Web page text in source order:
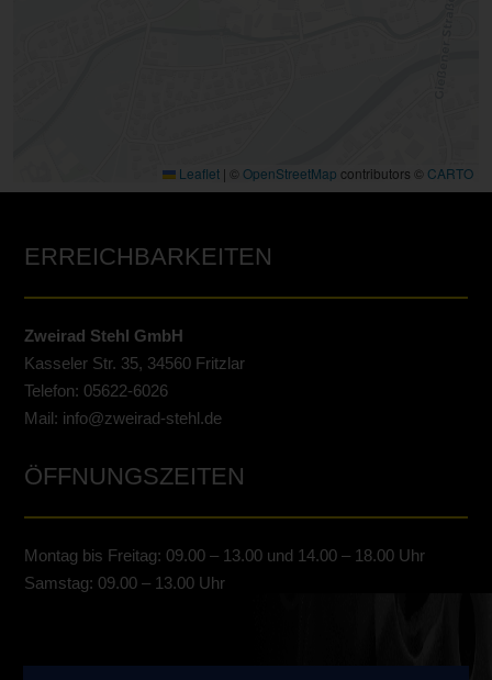
Leaflet | © OpenStreetMap contributors © CARTO
ERREICHBARKEITEN
Zweirad Stehl GmbH
Kasseler Str. 35, 34560 Fritzlar
Telefon: 05622-6026
Mail: info@zweirad-stehl.de
ÖFFNUNGSZEITEN
Montag bis Freitag: 09.00 – 13.00 und 14.00 – 18.00 Uhr
Samstag: 09.00 – 13.00 Uhr